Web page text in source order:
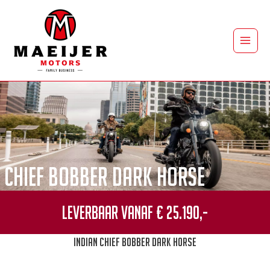
inhoud
Main
Chief Bobber Dark Horse
Leverbaar vanaf € 25.190,-
Indian Chief Bobber Dark Horse